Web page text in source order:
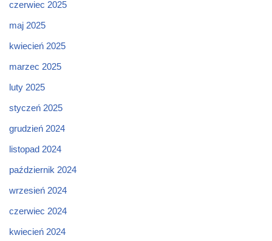
czerwiec 2025
maj 2025
kwiecień 2025
marzec 2025
luty 2025
styczeń 2025
grudzień 2024
listopad 2024
październik 2024
wrzesień 2024
czerwiec 2024
kwiecień 2024